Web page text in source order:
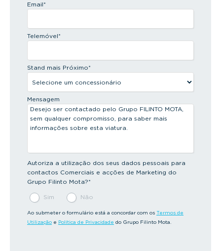
Email*
Telemóvel*
Stand mais Próximo*
Mensagem
Autoriza a utilização dos seus dados pessoais para
contactos Comerciais e acções de Marketing do
Grupo Filinto Mota?*
Sim Não
Ao submeter o formulário está a concordar com os Termos de
Utilização e Política de Privacidade do Grupo Filinto Mota.